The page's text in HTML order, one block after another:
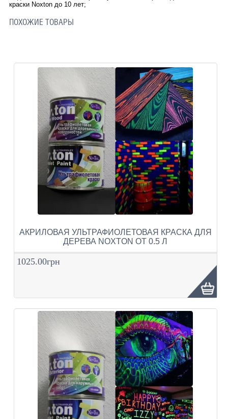
краски Noxton до 10 лет;
ПОХОЖИЕ ТОВАРЫ
АКРИЛОВАЯ УЛЬТРАФИОЛЕТОВАЯ КРАСКА ДЛЯ
ДЕРЕВА NOXTON ОТ 0.5 Л
1025.00грн